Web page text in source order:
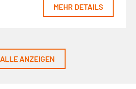
MEHR DETAILS
ALLE ANZEIGEN